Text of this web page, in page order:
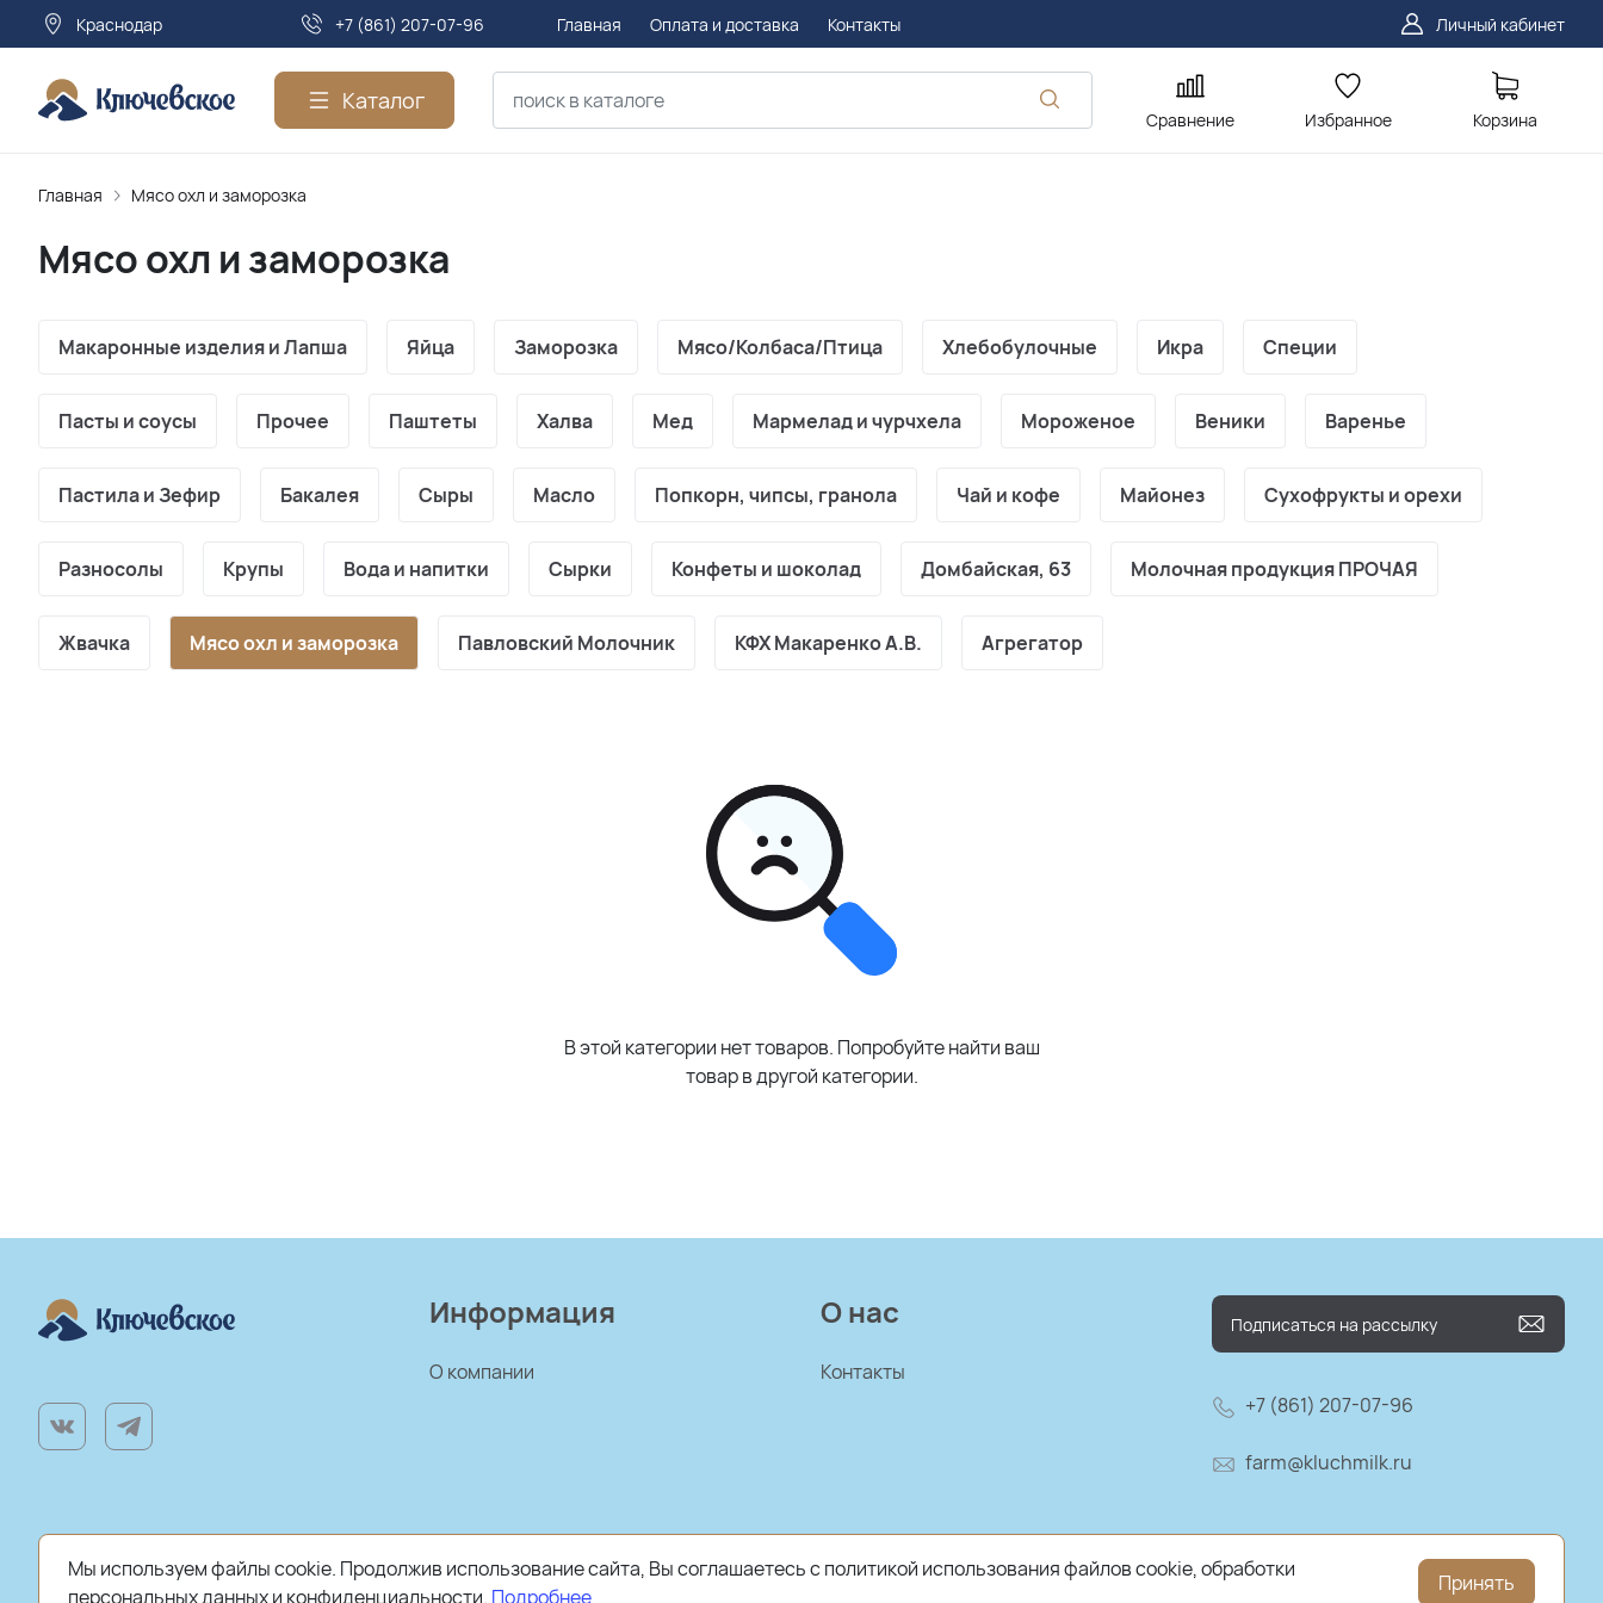
Краснодар +7 (861) 207-07-96 Главная Оплата и доставка Контакты Личный кабинет
Каталог
Сравнение Избранное Корзина
Главная Мясо охл и заморозка
Мясо охл и заморозка
Макаронные изделия и Лапша Яйца Заморозка Мясо/Колбаса/Птица Хлебобулочные Икра Специи
Пасты и соусы Прочее Паштеты Халва Мед Мармелад и чурчхела Мороженое Веники Варенье
Пастила и Зефир Бакалея Сыры Масло Попкорн, чипсы, гранола Чай и кофе Майонез Сухофрукты и орехи
Разносолы Крупы Вода и напитки Сырки Конфеты и шоколад Домбайская, 63 Молочная продукция ПРОЧАЯ
Жвачка Мясо охл и заморозка Павловский Молочник КФХ Макаренко А.В. Агрегатор
В этой категории нет товаров. Попробуйте найти ваш
товар в другой категории.
+7 (861) 207-07-96
farm@kluchmilk.ru
Информация
О компании
О нас
Контакты
Мы используем файлы cookie. Продолжив использование сайта, Вы соглашаетесь с политикой использования файлов cookie, обработки
персональных данных и конфиденциальности. Подробнее
Принять